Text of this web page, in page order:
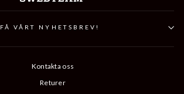
FÅ VÅRT NYHETSBREV!
Kontakta oss
Returer